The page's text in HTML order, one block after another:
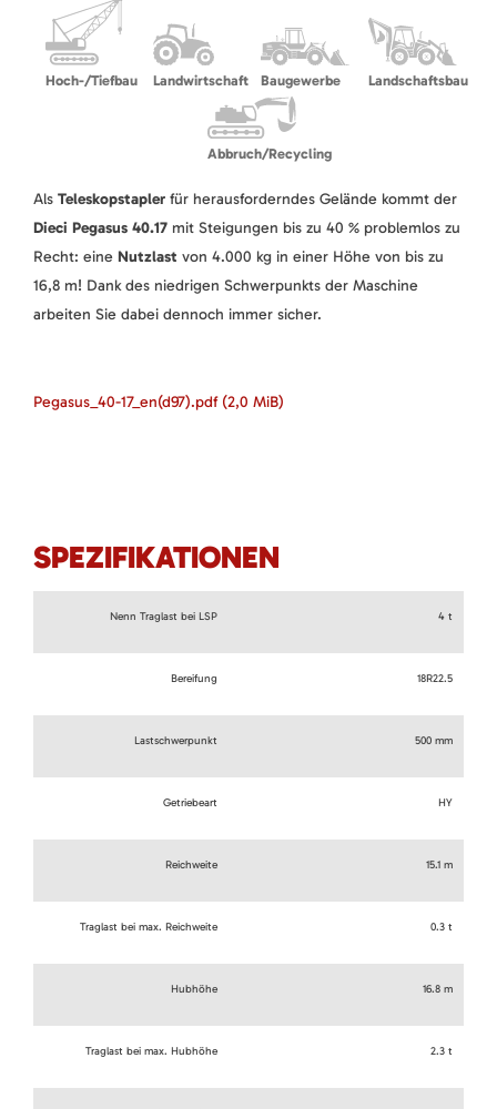
Hoch-/Tiefbau Landwirtschaft Baugewerbe Landschaftsbau
Abbruch/Recycling
Als Teleskopstapler für herausforderndes Gelände kommt der
Dieci Pegasus 40.17 mit Steigungen bis zu 40 % problemlos zu
Recht: eine Nutzlast von 4.000 kg in einer Höhe von bis zu
16,8 m! Dank des niedrigen Schwerpunkts der Maschine
arbeiten Sie dabei dennoch immer sicher.
Pegasus_40-17_en(d97).pdf (2,0 MiB)
SPEZIFIKATIONEN
Nenn Traglast bei LSP 4 t
Bereifung 18R22.5
Lastschwerpunkt 500 mm
Getriebeart HY
Reichweite 15.1 m
Traglast bei max. Reichweite 0.3 t
Hubhöhe 16.8 m
Traglast bei max. Hubhöhe 2.3 t